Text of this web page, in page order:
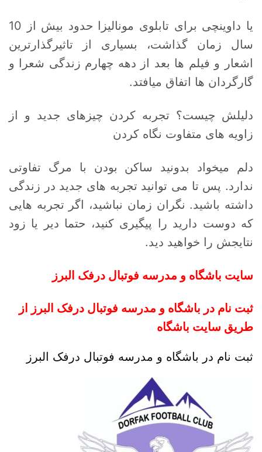
یا داوینچی برای تابلوی مونالیزا حدود بیش از 10
سال زمان گذاشت، بسیاری از تاثیرگذارترین
اشعار و فیلم ها بعد از دهه چهارم زندگی شعرا و
گارگردان ها اتفاق میافتد.
دلیلش چیست؟ تجربه کردن چیزهای جدید و از
زاویه های متفاوت نگاه کردن
دلم میخواد بدونید ساکن بودن با مرگ تفاوتی
ندارد. پس تا می توانید تجربه های جدید در زندگی
داشته باشید. نگران زمان نباشید، اگر تجربه هایی
که دوست دارید را پیگیری کنید، حتما دیر یا زود
نتایجش را خواهید دید.
سایت باشگاه و مدرسه فوتبال درفک البرز
ثبت نام در باشگاه و مدرسه فوتبال درفک البرز از
طریق سایت باشگاه
ثبت نام در باشگاه و مدرسه فوتبال درفک البرز